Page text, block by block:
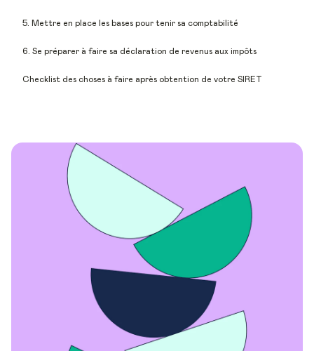
5. Mettre en place les bases pour tenir sa comptabilité
6. Se préparer à faire sa déclaration de revenus aux impôts
Checklist des choses à faire après obtention de votre SIRET